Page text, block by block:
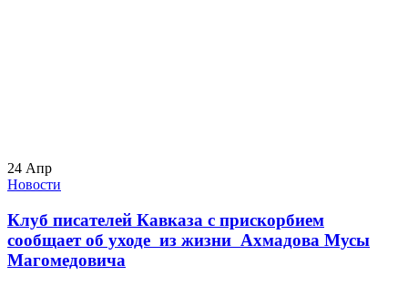
24 Апр
Новости
Клуб писателей Кавказа с прискорбием
сообщает об уходе из жизни Ахмадова Мусы
Магомедовича